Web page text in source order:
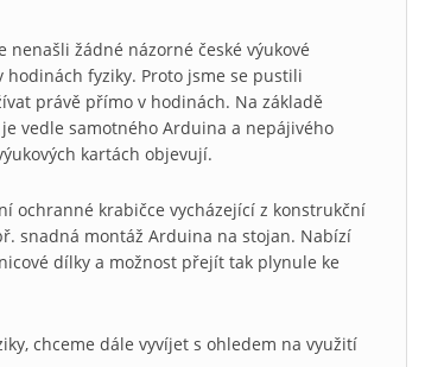
žádné názorné české výukové
fyziky. Proto jsme se pustili
právě přímo v hodinách. Na základě
vedle samotného Arduina a nepájivého
kartách objevují.
ochranné krabičce vycházející z konstrukční
snadná montáž Arduina na stojan. Nabízí
dílky a možnost přejít tak plynule ke
chceme dále vyvíjet s ohledem na využití